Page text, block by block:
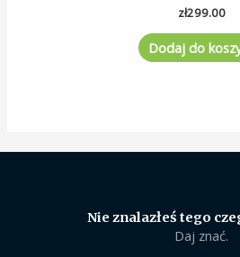
Oceniono
na
5
zł299.00
Dodaj do
Nie znalazłeś tego
Daj znać.